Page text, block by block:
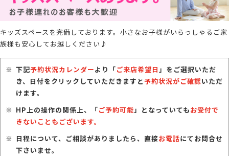
キッズスペースを完備しております。小さなお子様がいらっしゃるご家
族様も安心してお越しください♪
下記予約状況カレンダーより「ご来店希望日」をご選択いただ
き、日付をクリックしていただきますと予約状況がご確認いただ
けます。
HP上の操作の関係上、「ご予約可能」となっていてもお受付で
きないこともございます。
日程について、ご相談がありましたら、直接お電話にてお問合せ
下さいませ。